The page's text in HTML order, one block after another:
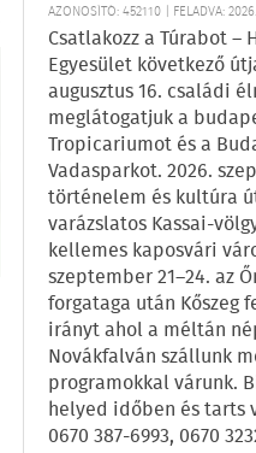
AZONOSÍTÓ: 452110 | FELADVA:
Csatlakozz a Túrabot –
Egyesület következő
augusztus 16. családi
meglátogatjuk a
Tropicariumot és a
Vadasparkot. 2026.
történelem és kultúra
varázslatos Kassai-
kellemes kaposvári
szeptember 21–24. az
forgataga után Kőszeg
irányt ahol a méltán
Novákfalván szállunk
programokkal várunk.
helyed időben és tarts
0670 387-6993, 0670